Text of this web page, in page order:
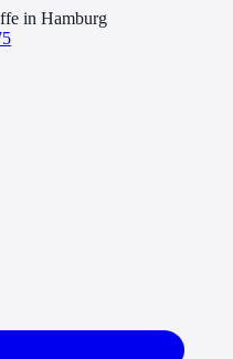
in Hamburg